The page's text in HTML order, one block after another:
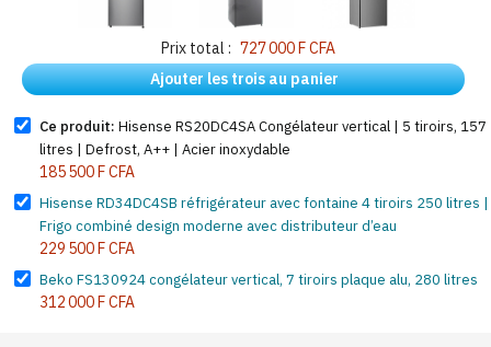
Prix total : 727 000 F CFA
Ajouter les trois au panier
Ce produit: Hisense RS20DC4SA Congélateur vertical | 5 tiroirs, 157
litres | Defrost, A++ | Acier inoxydable
185 500 F CFA
Hisense RD34DC4SB réfrigérateur avec fontaine 4 tiroirs 250 litres |
Frigo combiné design moderne avec distributeur d’eau
229 500 F CFA
Beko FS130924 congélateur vertical, 7 tiroirs plaque alu, 280 litres
312 000 F CFA